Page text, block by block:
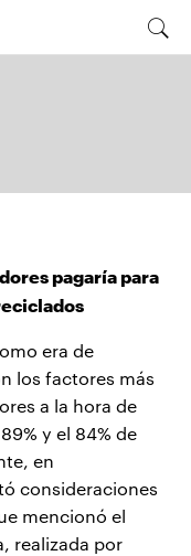
pagaría para
era de
los factores más
a la hora de
y el 84% de
en
consideraciones
mencionó el
realizada por